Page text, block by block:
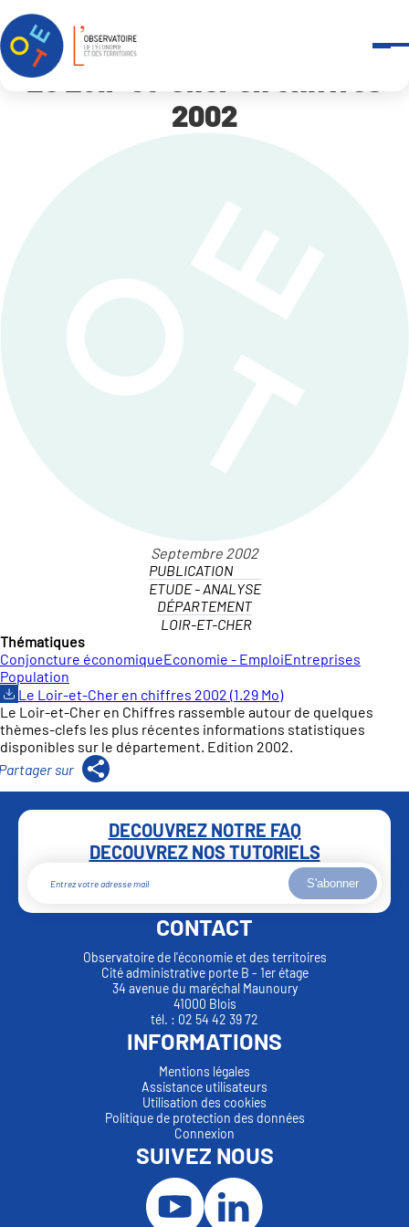
Accueil Le Loir-et-Cher en chiffres 2002
Le Loir-et-Cher en chiffres
2002
PUBLICATION
ETUDE - ANALYSE
DÉPARTEMENT
LOIR-ET-CHER
Thématiques
Conjoncture économiqueEconomie - EmploiEntreprises
Population
Le Loir-et-Cher en chiffres 2002 (1.29 Mo)
Le Loir-et-Cher en Chiffres rassemble autour de quelques
thèmes-clefs les plus récentes informations statistiques
disponibles sur le département. Edition 2002.
DECOUVREZ NOTRE FAQ
DECOUVREZ NOS TUTORIELS
S'abonner
CONTACT
Observatoire de l'économie et des territoires
Cité administrative porte B - 1er étage
34 avenue du maréchal Maunoury
41000 Blois
tél. : 02 54 42 39 72
INFORMATIONS
Mentions légales
Assistance utilisateurs
Utilisation des cookies
Politique de protection des données
Connexion
SUIVEZ NOUS